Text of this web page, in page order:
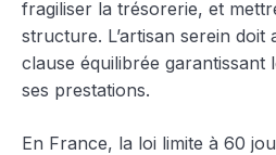
fragiliser la trésorerie, et
structure. L’artisan serein doit
clause équilibrée garantissant
ses prestations.
En France, la loi limite à 60